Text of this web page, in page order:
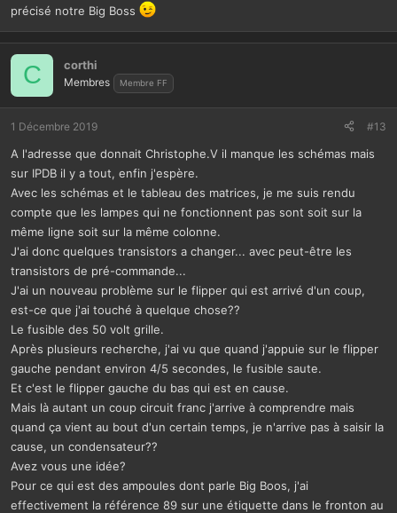
précisé notre Big Boss
C corthi
Membres Membre FF
1 Décembre 2019 #13
A l'adresse que donnait Christophe.V il manque les schémas mais
sur IPDB il y a tout, enfin j'espère.
Avec les schémas et le tableau des matrices, je me suis rendu
compte que les lampes qui ne fonctionnent pas sont soit sur la
même ligne soit sur la même colonne.
J'ai donc quelques transistors a changer... avec peut-être les
transistors de pré-commande...
J'ai un nouveau problème sur le flipper qui est arrivé d'un coup,
est-ce que j'ai touché à quelque chose??
Le fusible des 50 volt grille.
Après plusieurs recherche, j'ai vu que quand j'appuie sur le flipper
gauche pendant environ 4/5 secondes, le fusible saute.
Et c'est le flipper gauche du bas qui est en cause.
Mais là autant un coup circuit franc j'arrive à comprendre mais
quand ça vient au bout d'un certain temps, je n'arrive pas à saisir la
cause, un condensateur??
Avez vous une idée?
Pour ce qui est des ampoules dont parle Big Boos, j'ai
effectivement la référence 89 sur une étiquette dans le fronton au